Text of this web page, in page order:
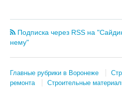
Подписка через RSS на
нему"
Главные рубрики в Воронеже
ремонта
Строительные